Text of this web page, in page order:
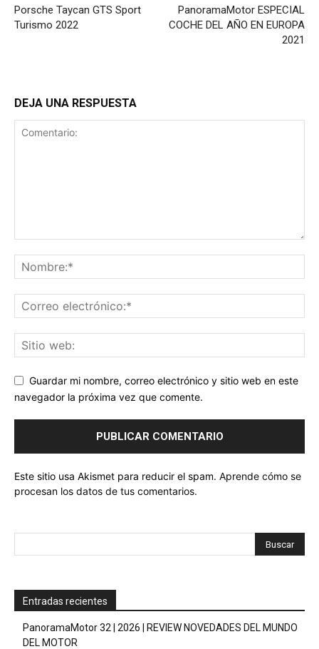
Porsche Taycan GTS Sport
Turismo 2022
PanoramaMotor ESPECIAL
COCHE DEL AÑO EN EUROPA
2021
DEJA UNA RESPUESTA
Guardar mi nombre, correo electrónico y sitio web en este
navegador la próxima vez que comente.
Este sitio usa Akismet para reducir el spam. Aprende cómo se
procesan los datos de tus comentarios.
Entradas recientes
PanoramaMotor 32 | 2026 | REVIEW NOVEDADES DEL MUNDO
DEL MOTOR